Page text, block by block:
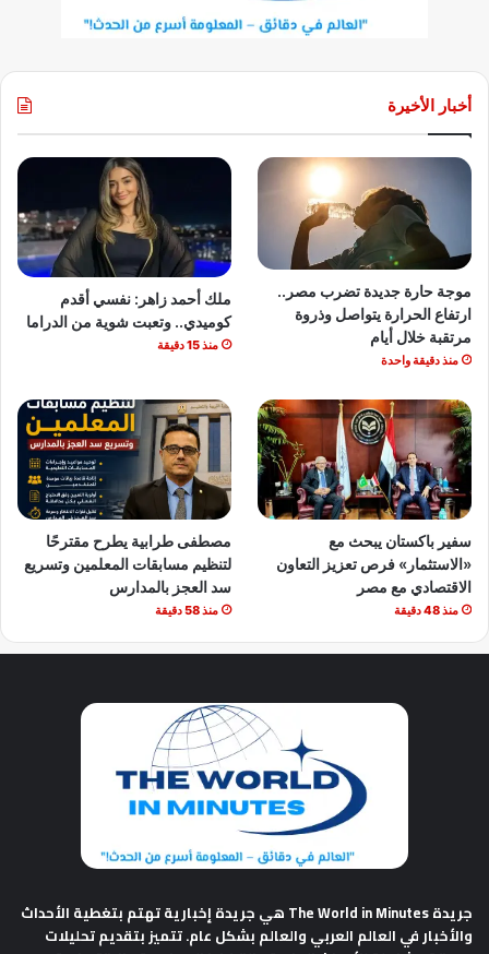
أخبار الأخيرة
موجة حارة جديدة تضرب مصر..
ارتفاع الحرارة يتواصل وذروة
مرتقبة خلال أيام
منذ دقيقة واحدة
ملك أحمد زاهر: نفسي أقدم
كوميدي.. وتعبت شوية من الدراما
منذ 15 دقيقة
سفير باكستان يبحث مع
«الاستثمار» فرص تعزيز التعاون
الاقتصادي مع مصر
منذ 48 دقيقة
مصطفى طرابية يطرح مقترحًا
لتنظيم مسابقات المعلمين وتسريع
سد العجز بالمدارس
منذ 58 دقيقة
جريدة The World in Minutes
هي جريدة إخبارية تهتم بتغطية الأحداث
والأخبار في العالم العربي والعالم بشكل عام. تتميز بتقديم تحليلات